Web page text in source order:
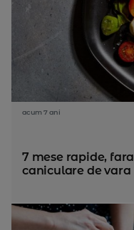
acum 7 ani
7 mese rapide,
caniculare de vara